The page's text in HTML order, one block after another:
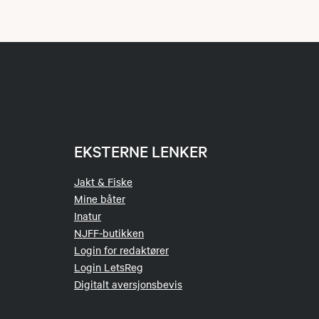
EKSTERNE LENKER
Jakt & Fiske
Mine båter
Inatur
NJFF-butikken
Login for redaktører
Login LetsReg
Digitalt aversjonsbevis